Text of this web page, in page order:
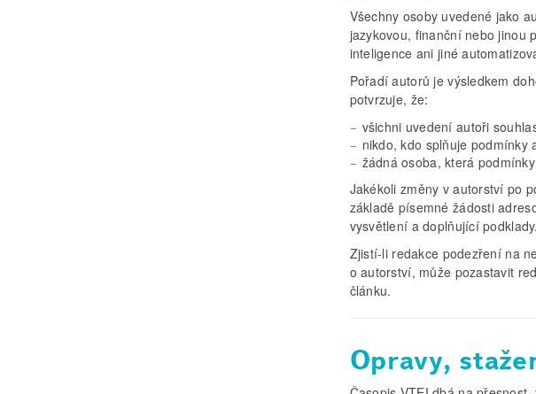
Všechny osoby uvedené jako
jazykovou, finanční nebo jinou
inteligence ani jiné
Pořadí autorů je výsledkem
potvrzuje, že:
všichni uvedení autoři
nikdo, kdo splňuje podmínky
žádná osoba, která
Jakékoli změny v autorství po
základě písemné žádosti
vysvětlení a doplňující podklady.
Zjistí-li redakce podezření na
o autorství, může pozastavit
článku.
Opravy,